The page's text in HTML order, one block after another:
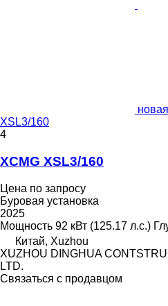
XSL3/160
4
XCMG XSL3/160
Цена по запросу
Буровая установка
2025
Мощность 92 кВт (125.17 л.с.)
Китай, Xuzhou
XUZHOU DINGHUA
LTD.
Связаться с продавцом